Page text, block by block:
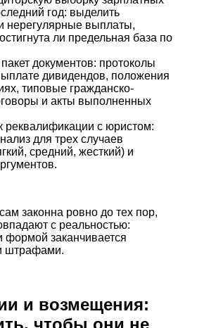
год: выделить
нерегулярные выплаты,
ли предельная база по
документов: протоколы
дивидендов, положения
типовые гражданско-
и акты выполненных
реквалификации с юристом:
для трех случаев
средний, жесткий) и
законна ровно до тех пор,
с реальностью:
формой заканчивается
штрафами.
и возмещения:
чтобы они не